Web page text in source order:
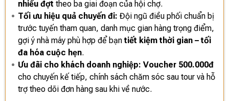
nhiều đợt theo ba giai đoạn của hội chợ.
Tối ưu hiệu quả chuyến đi: Đội ngũ điều phối chuẩn bị
trước tuyến tham quan, danh mục gian hàng trọng điểm,
gợi ý nhà máy phù hợp để bạntiết kiệm thời gian – tối
đa hóa cuộc hẹn.
Ưu đãi cho khách doanh nghiệp: Voucher 500.000đ
cho chuyến kế tiếp, chính sách chăm sóc sau tour và hỗ
trợ theo dõi đơn hàng sau khi về nước.